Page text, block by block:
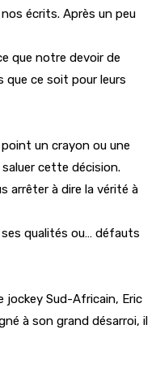
écrits. Après un peu
que notre devoir de
que ce soit pour leurs
un crayon ou une
cette décision.
arrêter à dire la vérité à
ses qualités ou… défauts
jockey Sud-Africain, Eric
à son grand désarroi, il